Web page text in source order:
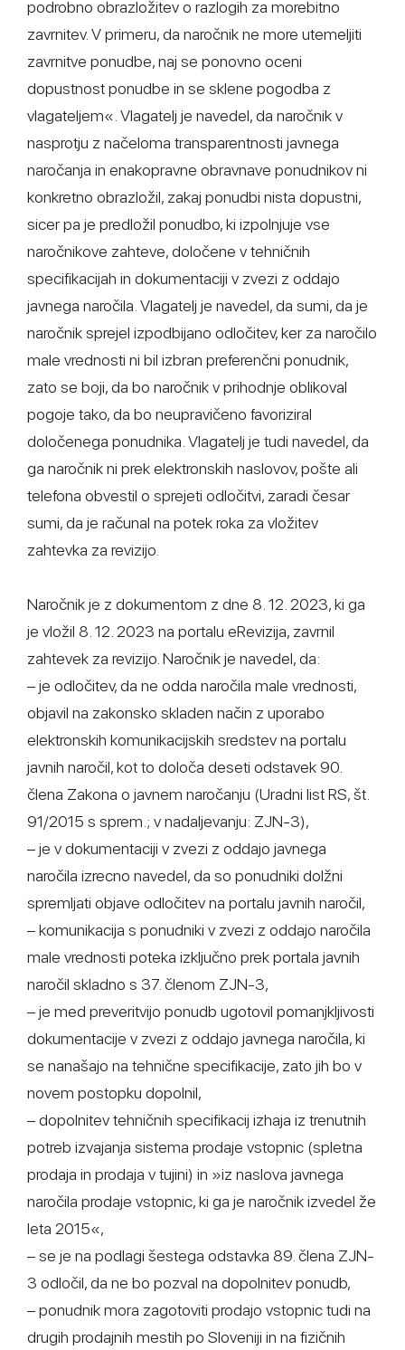
podrobno obrazložitev o razlogih za morebitno
zavrnitev. V primeru, da naročnik ne more utemeljiti
zavrnitve ponudbe, naj se ponovno oceni
dopustnost ponudbe in se sklene pogodba z
vlagateljem«. Vlagatelj je navedel, da naročnik v
nasprotju z načeloma transparentnosti javnega
naročanja in enakopravne obravnave ponudnikov ni
konkretno obrazložil, zakaj ponudbi nista dopustni,
sicer pa je predložil ponudbo, ki izpolnjuje vse
naročnikove zahteve, določene v tehničnih
specifikacijah in dokumentaciji v zvezi z oddajo
javnega naročila. Vlagatelj je navedel, da sumi, da je
naročnik sprejel izpodbijano odločitev, ker za naročilo
male vrednosti ni bil izbran preferenčni ponudnik,
zato se boji, da bo naročnik v prihodnje oblikoval
pogoje tako, da bo neupravičeno favoriziral
določenega ponudnika. Vlagatelj je tudi navedel, da
ga naročnik ni prek elektronskih naslovov, pošte ali
telefona obvestil o sprejeti odločitvi, zaradi česar
sumi, da je računal na potek roka za vložitev
zahtevka za revizijo.
Naročnik je z dokumentom z dne 8. 12. 2023, ki ga
je vložil 8. 12. 2023 na portalu eRevizija, zavrnil
zahtevek za revizijo. Naročnik je navedel, da:
– je odločitev, da ne odda naročila male vrednosti,
objavil na zakonsko skladen način z uporabo
elektronskih komunikacijskih sredstev na portalu
javnih naročil, kot to določa deseti odstavek 90.
člena Zakona o javnem naročanju (Uradni list RS, št.
91/2015 s sprem.; v nadaljevanju: ZJN-3),
– je v dokumentaciji v zvezi z oddajo javnega
naročila izrecno navedel, da so ponudniki dolžni
spremljati objave odločitev na portalu javnih naročil,
– komunikacija s ponudniki v zvezi z oddajo naročila
male vrednosti poteka izključno prek portala javnih
naročil skladno s 37. členom ZJN-3,
– je med preveritvijo ponudb ugotovil pomanjkljivosti
dokumentacije v zvezi z oddajo javnega naročila, ki
se nanašajo na tehnične specifikacije, zato jih bo v
novem postopku dopolnil,
– dopolnitev tehničnih specifikacij izhaja iz trenutnih
potreb izvajanja sistema prodaje vstopnic (spletna
prodaja in prodaja v tujini) in »iz naslova javnega
naročila prodaje vstopnic, ki ga je naročnik izvedel že
leta 2015«,
– se je na podlagi šestega odstavka 89. člena ZJN-
3 odločil, da ne bo pozval na dopolnitev ponudb,
– ponudnik mora zagotoviti prodajo vstopnic tudi na
drugih prodajnih mestih po Sloveniji in na fizičnih